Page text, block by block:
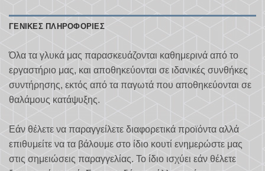
ΓΕΝΙΚΈΣ ΠΛΗΡΟΦΟΡΊΕΣ
Όλα τα γλυκά μας παρασκευάζονται καθημερινά από το
εργαστήριο μας, και αποθηκεύονται σε ιδανικές συνθήκες
συντήρησης, εκτός από τα παγωτά που αποθηκεύονται σε
θαλάμους κατάψυξης.
Εάν θέλετε να παραγγείλετε διαφορετικά προϊόντα αλλά
επιθυμείτε να τα βάλουμε στο ίδιο κουτί ενημερώστε μας
στις σημειώσεις παραγγελίας. Το ίδιο ισχύει εάν θέλετε